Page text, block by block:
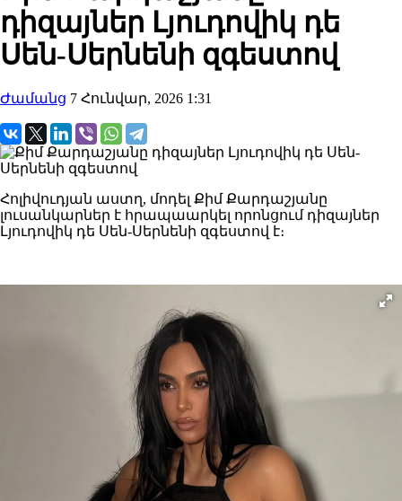
դիզայներ Լյուդովիկ դե
Սեն-Սերնենի զգեստով
Ժամանց 7 Հունվար, 2026 1:31
Հոլիվուդյան աստղ, մոդել Քիմ Քարդաշյանը
լուսանկարներ է հրապաարկել որոնցում դիզայներ
Լյուդովիկ դե Սեն-Սերնենի զգեստով է։